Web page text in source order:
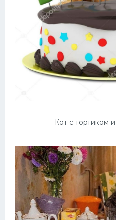
Кот с тортиком